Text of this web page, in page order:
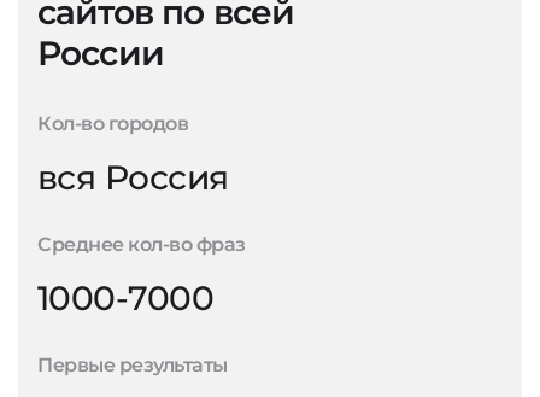
сайтов по всей
России
Кол-во городов
вся Россия
Среднее кол-во фраз
1000-7000
Первые результаты